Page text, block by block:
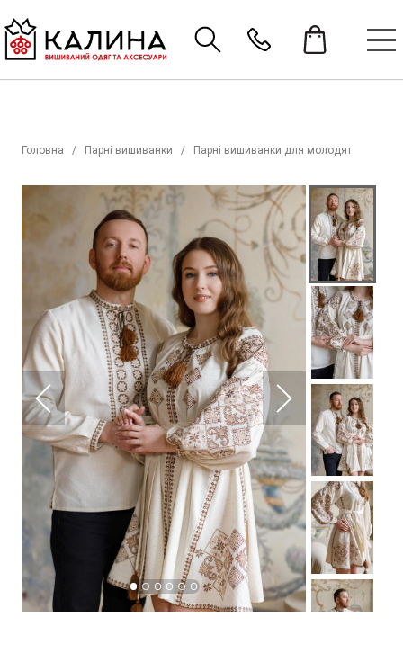
Головна Парні вишиванки Парні вишиванки для молодят